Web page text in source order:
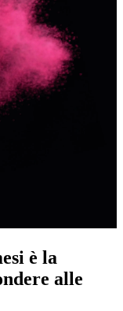
è la
alle